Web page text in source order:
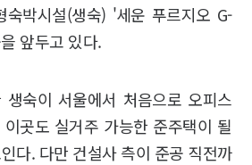
박시설(생숙) '세운 푸르지오 G-
앞두고 있다.
숙이 서울에서 처음으로 오피스
곳도 실거주 가능한 준주택이 될
다. 다만 건설사 측이 준공 직전까